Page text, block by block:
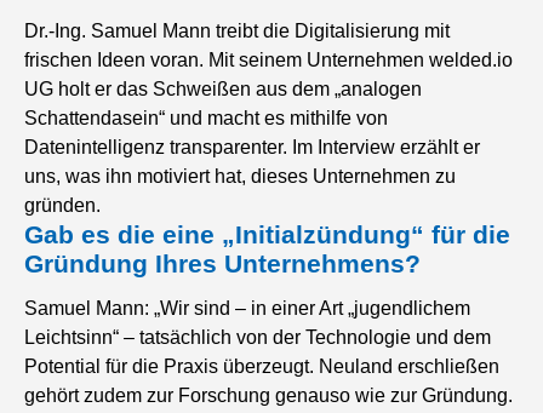
Dr.-Ing. Samuel Mann treibt die Digitalisierung mit
frischen Ideen voran. Mit seinem Unternehmen welded.io
UG holt er das Schweißen aus dem „analogen
Schattendasein“ und macht es mithilfe von
Datenintelligenz transparenter. Im Interview erzählt er
uns, was ihn motiviert hat, dieses Unternehmen zu
gründen.
Gab es die eine „Initialzündung“ für die
Gründung Ihres Unternehmens?
Samuel Mann: „Wir sind – in einer Art „jugendlichem
Leichtsinn“ – tatsächlich von der Technologie und dem
Potential für die Praxis überzeugt. Neuland erschließen
gehört zudem zur Forschung genauso wie zur Gründung.